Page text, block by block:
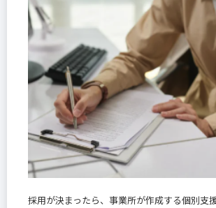
採用が決まったら、事業所が作成する個別支